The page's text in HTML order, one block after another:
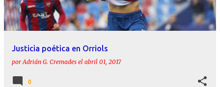
Justicia poética en Orriols
porAdrián G. Cremades el abril 01, 2017
0